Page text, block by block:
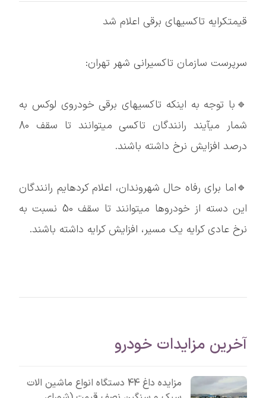
قیمتکرایه تاکسیهای برقی اعلام شد
سرپرست سازمان تاکسیرانی شهر تهران:
🔹با توجه به اینکه تاکسیهای برقی خودروی لوکس به
شمار میآیند رانندگان تاکسی میتوانند تا سقف 80
درصد افزایش نرخ داشته باشند.
🔹اما برای رفاه حال شهروندان، اعلام کردهایم رانندگان
این دسته از خودروها میتوانند تا سقف 50 نسبت به
نرخ عادی کرایه یک مسیر، افزایش کرایه داشته باشند.
آخرین مزایدات خودرو
مزایده داغ 44 دستگاه انواع ماشین الات